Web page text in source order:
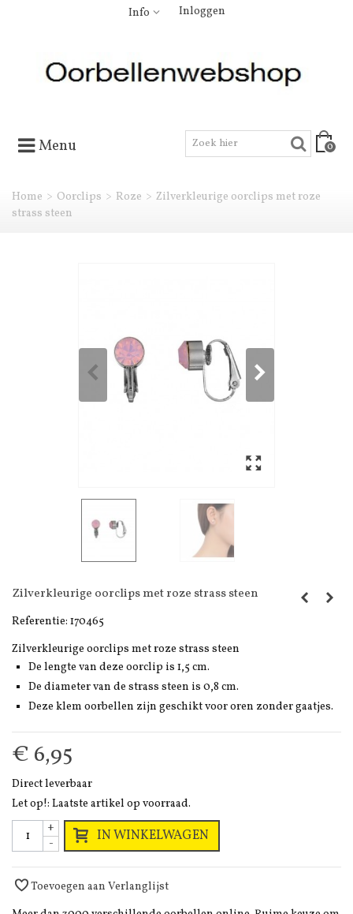
Info Inloggen
Menu 0
Home > Oorclips > Roze > Zilverkleurige oorclips met roze
strass steen
Zilverkleurige oorclips met roze strass steen
Referentie: 170465
Zilverkleurige oorclips met roze strass steen
De lengte van deze oorclip is 1,5 cm.
De diameter van de strass steen is 0,8 cm.
Deze klem oorbellen zijn geschikt voor oren zonder gaatjes.
€ 6,95
Direct leverbaar
Let op!: Laatste artikel op voorraad.
-
+ IN WINKELWAGEN
Toevoegen aan Verlanglijst